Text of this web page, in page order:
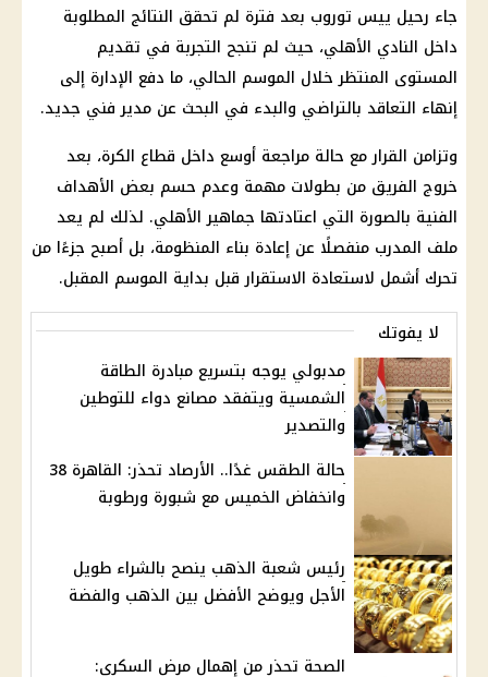
جاء رحيل ييس توروب بعد فترة لم تحقق النتائج المطلوبة
داخل النادي الأهلي، حيث لم تنجح التجربة في تقديم
المستوى المنتظر خلال الموسم الحالي، ما دفع الإدارة إلى
إنهاء التعاقد بالتراضي والبدء في البحث عن مدير فني جديد.
وتزامن القرار مع حالة مراجعة أوسع داخل قطاع الكرة، بعد
خروج الفريق من بطولات مهمة وعدم حسم بعض الأهداف
الفنية بالصورة التي اعتادتها جماهير الأهلي. لذلك لم يعد
ملف المدرب منفصلًا عن إعادة بناء المنظومة، بل أصبح جزءًا من
تحرك أشمل لاستعادة الاستقرار قبل بداية الموسم المقبل.
لا يفوتك
مدبولي يوجه بتسريع مبادرة الطاقة
الشمسية ويتفقد مصانع دواء للتوطين
والتصدير
حالة الطقس غدًا.. الأرصاد تحذر: القاهرة 38
وانخفاض الخميس مع شبورة ورطوبة
رئيس شعبة الذهب ينصح بالشراء طويل
الأجل ويوضح الأفضل بين الذهب والفضة
الصحة تحذر من إهمال مرض السكري: